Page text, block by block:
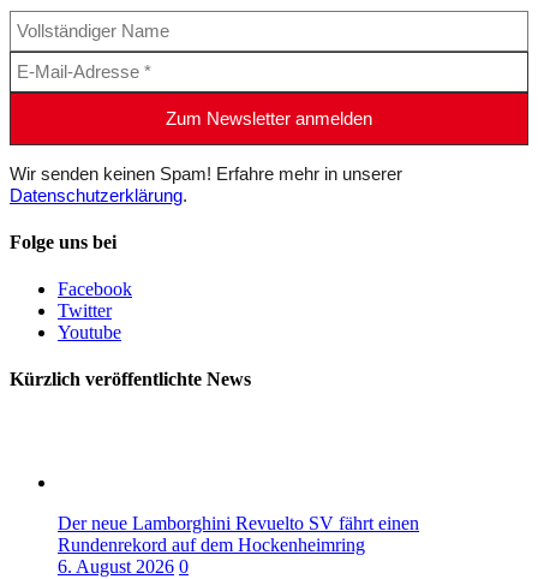
Wir senden keinen Spam! Erfahre mehr in unserer
Datenschutzerklärung.
Folge uns bei
Facebook
Twitter
Youtube
Kürzlich veröffentlichte News
Der neue Lamborghini Revuelto SV fährt einen
Rundenrekord auf dem Hockenheimring
6. August 2026 0